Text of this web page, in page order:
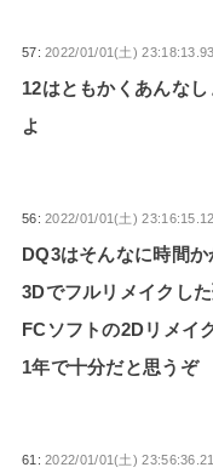
57:2022/01/01(土)
12はともかくあんな
よ
56:2022/01/01(土)
DQ3はそんなに時間
3Dでフルリメイクし
FCソフトの2Dリメイ
1年で十分だと思うぞ
61:2022/01/01(土)